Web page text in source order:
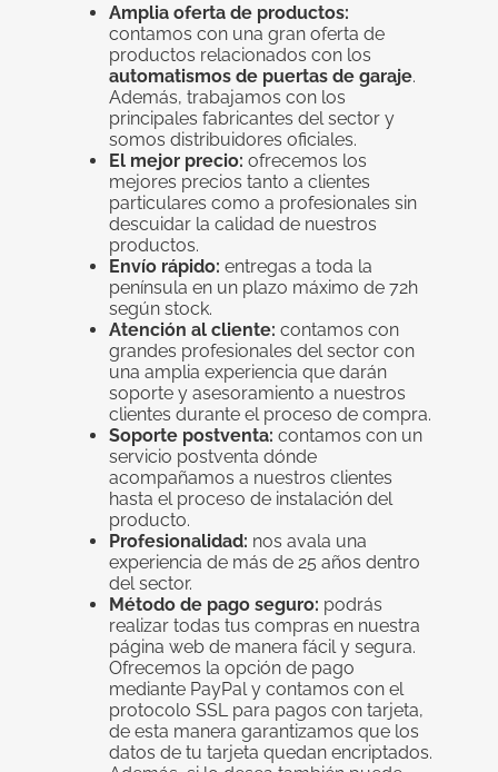
Amplia oferta de productos:
contamos con una gran oferta de
productos relacionados con los
automatismos de puertas de garaje.
Además, trabajamos con los
principales fabricantes del sector y
somos distribuidores oficiales.
El mejor precio: ofrecemos los
mejores precios tanto a clientes
particulares como a profesionales sin
descuidar la calidad de nuestros
productos.
Envío rápido: entregas a toda la
península en un plazo máximo de 72h
según stock.
Atención al cliente: contamos con
grandes profesionales del sector con
una amplia experiencia que darán
soporte y asesoramiento a nuestros
clientes durante el proceso de compra.
Soporte postventa: contamos con un
servicio postventa dónde
acompañamos a nuestros clientes
hasta el proceso de instalación del
producto.
Profesionalidad: nos avala una
experiencia de más de 25 años dentro
del sector.
Método de pago seguro: podrás
realizar todas tus compras en nuestra
página web de manera fácil y segura.
Ofrecemos la opción de pago
mediante PayPal y contamos con el
protocolo SSL para pagos con tarjeta,
de esta manera garantizamos que los
datos de tu tarjeta quedan encriptados.